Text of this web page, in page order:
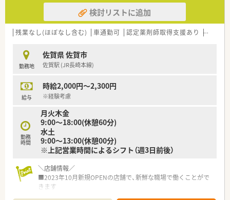
＜長く働ける環境作り＞
■「子育てサポート企業」として、厚生労働大臣の認定を受けた
証でかつ継続的な促進をしている「プラチナくるみんマーク」の
■全店舗「調剤・監査・投薬」の流れのルールが統一されているた
めヘルプや異動の際も勤務しやすい環境です。
■パートの方も勤務実績に準じて法定通りの有給休暇がござい
＜学べる研修制度＞
■外来がん認定、糖尿病や在宅をケアする専門薬剤師を育てるプ
ロジェクトを開始し、勉強会や社内研修、学会参加、病院研修な
ど、様々な活動を行っています。
■オンラインにて朝8:00～8:15から30分実施。家事や通勤中な
ど「ながら研修」で参加が可能です。
修」、専属薬剤師による「漢方研修」、各店舗持ち回りで実施する
「専門科目研修」などがあります。
検討リストに追加
残業なし(ほぼなし含む) 車通勤可 認定薬剤師取得支援あり 教育制
勤務地
佐賀県 佐賀市
佐賀駅 (JR長崎本線)
給与
時給2,000円～2,300円
※経験考慮
勤務
時間
月火木金
9:00～18:00(休憩60分)
水土
9:00～13:00(休憩00分)
※上記営業時間によるシフト（週3日前後）
＼店舗情報／
■2023年10月新規OPENの店舗で、新鮮な職場で働くことがで
きます